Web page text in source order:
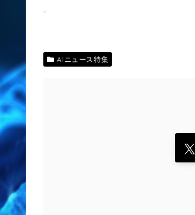
AIニュース特集